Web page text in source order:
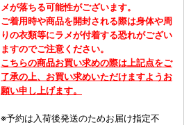
メが落ちる可能性がございます。
ご着用時や商品を開封される際は身体や周
りの衣類等にラメが付着する恐れがござい
ますのでご注意ください。
こちらの商品お買い求めの際は上記点をご
了承の上、お買い求めいただけますようお
願い申し上げます。
※予約は入荷後発送のためお届け指定不